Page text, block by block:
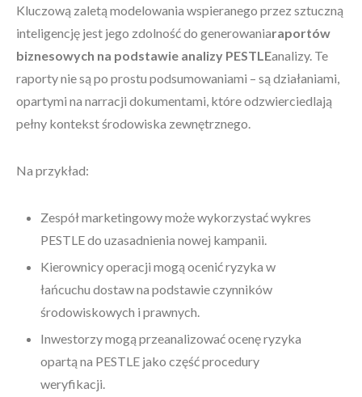
Kluczową zaletą modelowania wspieranego przez sztuczną
inteligencję jest jego zdolność do generowaniaraportów
biznesowych na podstawie analizy PESTLEanalizy. Te
raporty nie są po prostu podsumowaniami – są działaniami,
opartymi na narracji dokumentami, które odzwierciedlają
pełny kontekst środowiska zewnętrznego.
Na przykład:
Zespół marketingowy może wykorzystać wykres
PESTLE do uzasadnienia nowej kampanii.
Kierownicy operacji mogą ocenić ryzyka w
łańcuchu dostaw na podstawie czynników
środowiskowych i prawnych.
Inwestorzy mogą przeanalizować ocenę ryzyka
opartą na PESTLE jako część procedury
weryfikacji.